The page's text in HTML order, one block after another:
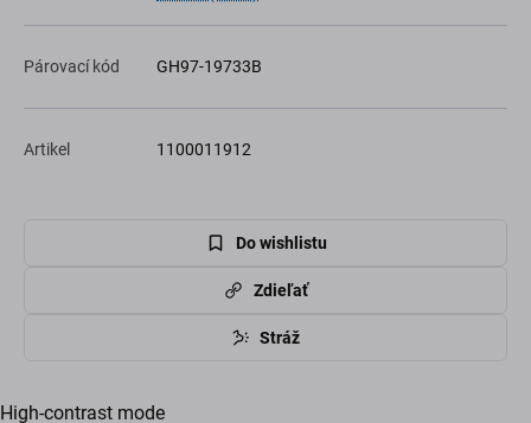
Párovací kód GH97-19733B
Artikel 1100011912
Do wishlistu
Zdieľať
Stráž
High-contrast mode